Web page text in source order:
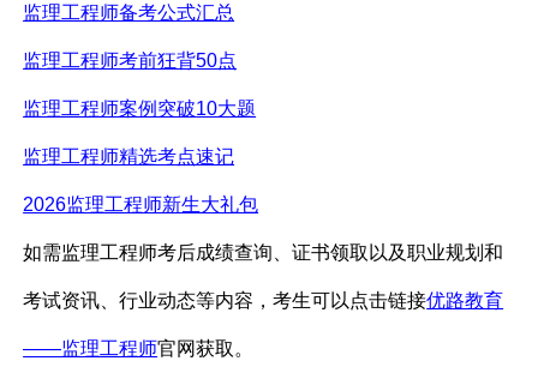
监理工程师备考公式汇总
监理工程师考前狂背50点
监理工程师案例突破10大题
监理工程师精选考点速记
2026监理工程师新生大礼包
如需监理工程师考后成绩查询、证书领取以及职业规划和
考试资讯、行业动态等内容，考生可以点击链接优路教育
——监理工程师官网获取。